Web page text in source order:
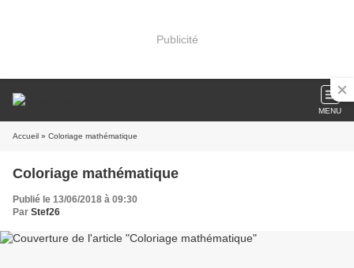
Publicité
MENU
Accueil » Coloriage mathématique
Coloriage mathématique
Publié le 13/06/2018 à 09:30
Par Stef26